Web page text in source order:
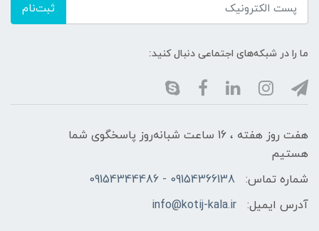
ثبت‌نام
ما را در شبکه‌های اجتماعی دنبال کنید:
هفت روز هفته ، 16 ساعت شبانه‌روز پاسخگوی شما
هستیم
شماره تماس:
09154366138 - 09154344486
آدرس ایمیل:
info@kotij-kala.ir